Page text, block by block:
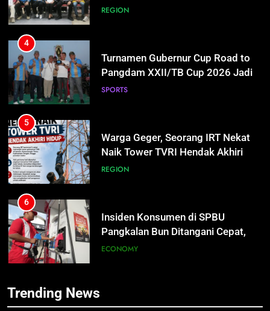
Bhayu Rhama Siap Kawal Sejak
REGION
4
Turnamen Gubernur Cup Road to
Pangdam XXII/TB Cup 2026 Jadi
Wadah Kembangkan Talenta Muda
SPORTS
5
Warga Geger, Seorang IRT Nekat
Naik Tower TVRI Hendak Akhiri
Hidup
REGION
6
Insiden Konsumen di SPBU
Pangkalan Bun Ditangani Cepat,
Pertamina Pastikan Pelayanan
ECONOMY
Trending News
5
Warga Geger, Seorang IRT Nekat
Naik Tower TVRI Hendak Akhiri
Hidup
REGION